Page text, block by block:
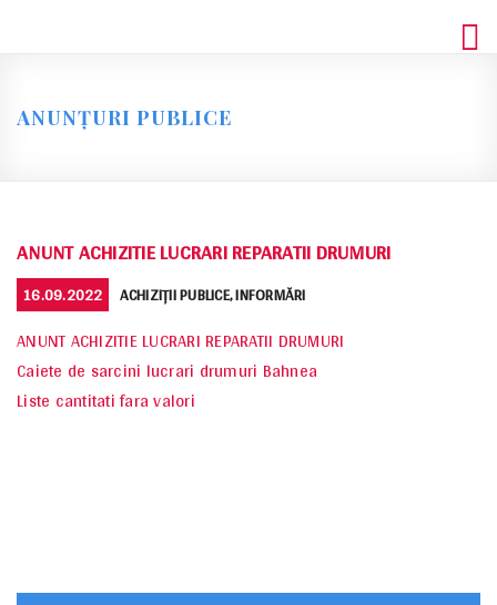
ANUNȚURI PUBLICE
ANUNT ACHIZITIE LUCRARI REPARATII DRUMURI
POSTED
ON
16.09.2022 CATEGORIES
ACHIZIȚII PUBLICE,INFORMĂRI
ANUNT ACHIZITIE LUCRARI REPARATII DRUMURI
Caiete de sarcini lucrari drumuri Bahnea
Liste cantitati fara valori